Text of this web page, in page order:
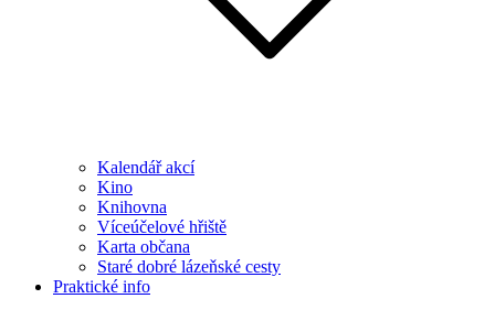
Kalendář akcí
Kino
Knihovna
Víceúčelové hřiště
Karta občana
Staré dobré lázeňské cesty
Praktické info